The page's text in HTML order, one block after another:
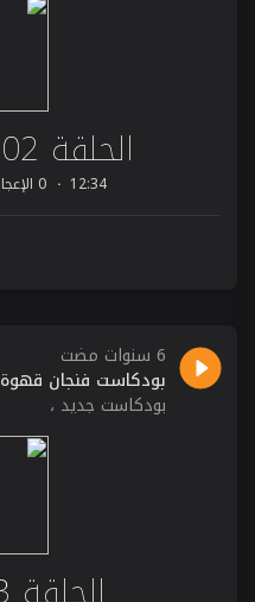
الحلقة 02 - الابتسامة
12:34 0 الإعجابات
6 سنوات مضت
بودكاست فنجان قهوة
بودكاست جديد ،